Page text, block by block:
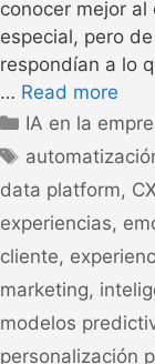
conocer mejor
especial, pero
respondían a lo
… Read more
IA en la
data platform, CX
experiencias,
cliente,
marketing,
modelos
personalización